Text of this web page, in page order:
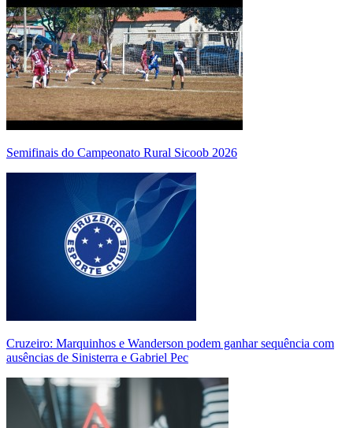
Semifinais do Campeonato Rural Sicoob 2026
Cruzeiro: Marquinhos e Wanderson podem ganhar sequência com
ausências de Sinisterra e Gabriel Pec